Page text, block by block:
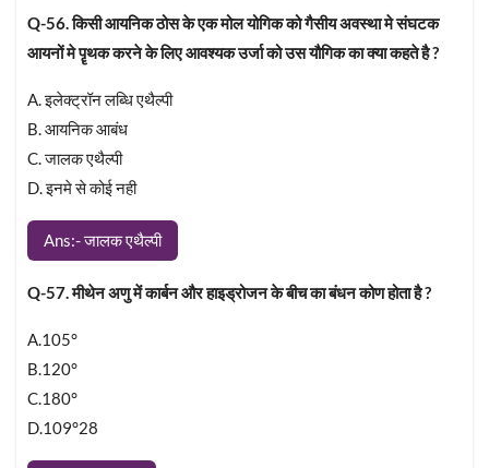
Q-56. किसी आयनिक ठोस के एक मोल योगिक को गैसीय अवस्था मे संघटक
आयनों मे पॄथक करने के लिए आवश्यक उर्जा को उस यौगिक का क्या कहते है ?
A. इलेक्ट्रॉन लब्धि एथैल्पी
B. आयनिक आबंध
C. जालक एथैल्पी
D. इनमे से कोई नही
Ans:- जालक एथैल्पी
Q-57. मीथेन अणु में कार्बन और हाइड्रोजन के बीच का बंधन कोण होता है ?
A.105°
B.120°
C.180°
D.109°28